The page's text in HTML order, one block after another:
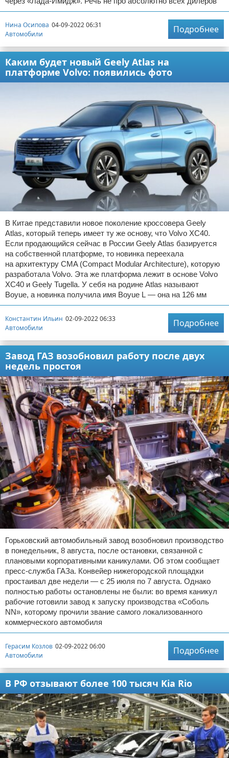
Нина Осипова 04-09-2022 06:31
Автомобили
Подробнее
Каким будет новый Geely Atlas на
платформе Volvo: появились фото
В Китае представили новое поколение кроссовера Geely
Atlas, который теперь имеет ту же основу, что Volvo XC40.
Если продающийся сейчас в России Geely Atlas базируется
на собственной платформе, то новинка переехала
на архитектуру CMA (Compact Modular Architecture), которую
разработала Volvo. Эта же платформа лежит в основе Volvo
XC40 и Geely Tugella. У себя на родине Atlas называют
Boyue, а новинка получила имя Boyue L — она на 126 мм
Константин Ильин 02-09-2022 06:33
Автомобили
Подробнее
Завод ГАЗ возобновил работу после двух
недель простоя
Горьковский автомобильный завод возобновил производство
в понедельник, 8 августа, после остановки, связанной с
плановыми корпоративными каникулами. Об этом сообщает
пресс-служба ГАЗа. Конвейер нижегородской площадки
простаивал две недели — с 25 июля по 7 августа. Однако
полностью работы остановлены не были: во время каникул
рабочие готовили завод к запуску производства «Соболь
NN», которому прочили звание самого локализованного
коммерческого автомобиля
Герасим Козлов 02-09-2022 06:00
Автомобили
Подробнее
В РФ отзывают более 100 тысяч Kia Rio